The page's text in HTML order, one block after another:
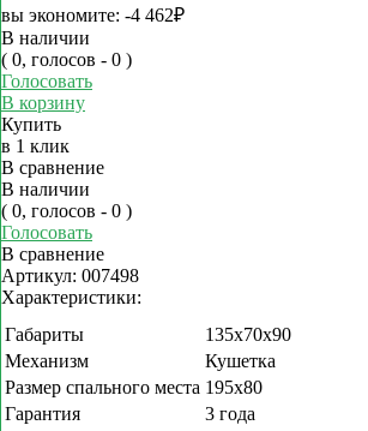
вы экономите: -4 462₽
В наличии
( 0, голосов - 0 )
Голосовать
В корзину
Купить
в 1 клик
В сравнение
В наличии
( 0, голосов - 0 )
Голосовать
В сравнение
Артикул: 007498
Характеристики:
Габариты
135x70x90
Механизм
Кушетка
Размер спального места 195х80
Гарантия
3 года